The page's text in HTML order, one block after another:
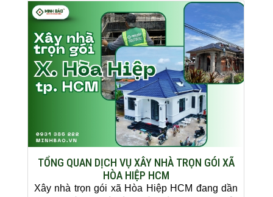
TỔNG QUAN DỊCH VỤ XÂY NHÀ TRỌN GÓI XÃ
HÒA HIỆP HCM
Xây nhà trọn gói xã Hòa Hiệp HCM đang dần